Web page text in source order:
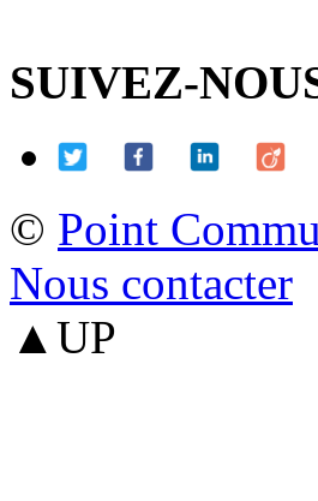
SUIVEZ-
© Point
Nous contacter
▲UP